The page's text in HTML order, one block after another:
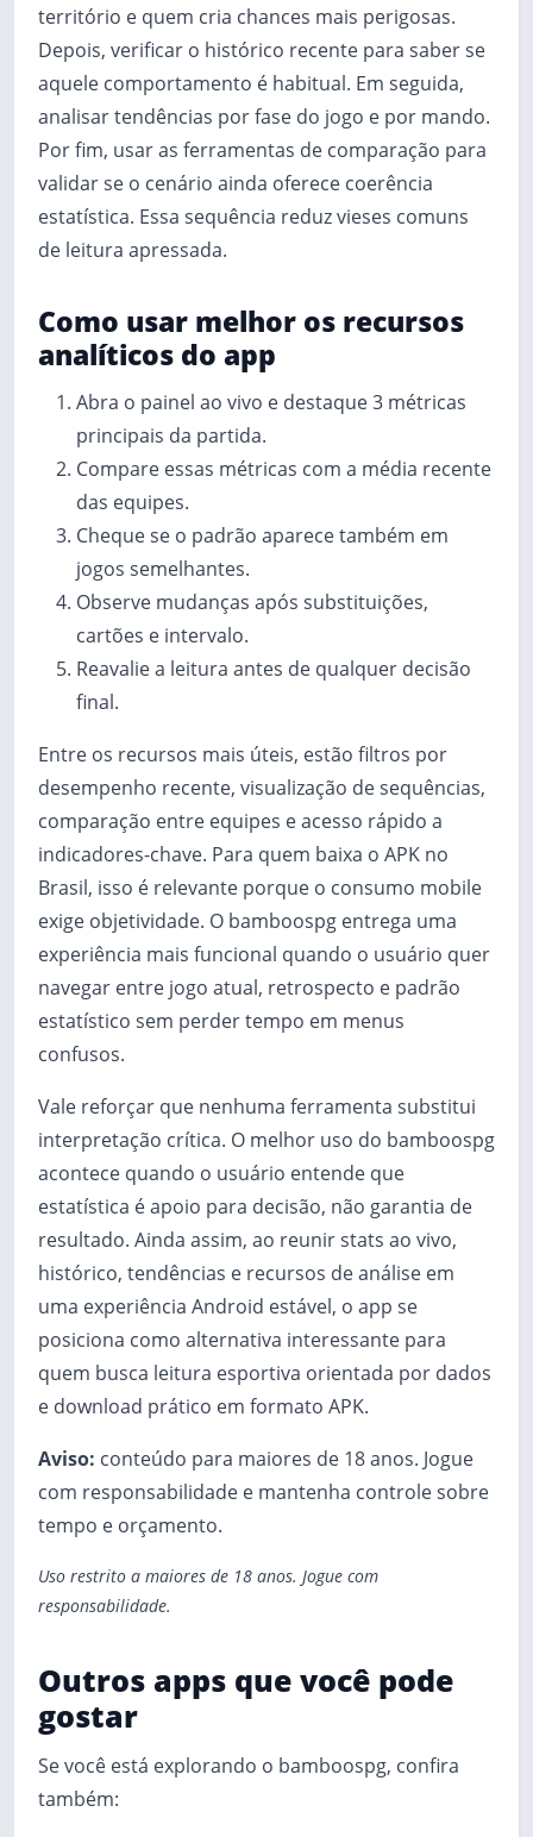
território e quem cria chances mais perigosas.
Depois, verificar o histórico recente para saber se
aquele comportamento é habitual. Em seguida,
analisar tendências por fase do jogo e por mando.
Por fim, usar as ferramentas de comparação para
validar se o cenário ainda oferece coerência
estatística. Essa sequência reduz vieses comuns
de leitura apressada.
Como usar melhor os recursos
analíticos do app
Abra o painel ao vivo e destaque 3 métricas
principais da partida.
Compare essas métricas com a média recente
das equipes.
Cheque se o padrão aparece também em
jogos semelhantes.
Observe mudanças após substituições,
cartões e intervalo.
Reavalie a leitura antes de qualquer decisão
final.
Entre os recursos mais úteis, estão filtros por
desempenho recente, visualização de sequências,
comparação entre equipes e acesso rápido a
indicadores-chave. Para quem baixa o APK no
Brasil, isso é relevante porque o consumo mobile
exige objetividade. O bamboospg entrega uma
experiência mais funcional quando o usuário quer
navegar entre jogo atual, retrospecto e padrão
estatístico sem perder tempo em menus
confusos.
Vale reforçar que nenhuma ferramenta substitui
interpretação crítica. O melhor uso do bamboospg
acontece quando o usuário entende que
estatística é apoio para decisão, não garantia de
resultado. Ainda assim, ao reunir stats ao vivo,
histórico, tendências e recursos de análise em
uma experiência Android estável, o app se
posiciona como alternativa interessante para
quem busca leitura esportiva orientada por dados
e download prático em formato APK.
Aviso: conteúdo para maiores de 18 anos. Jogue
com responsabilidade e mantenha controle sobre
tempo e orçamento.
Uso restrito a maiores de 18 anos. Jogue com
responsabilidade.
Outros apps que você pode
gostar
Se você está explorando o bamboospg, confira
também: